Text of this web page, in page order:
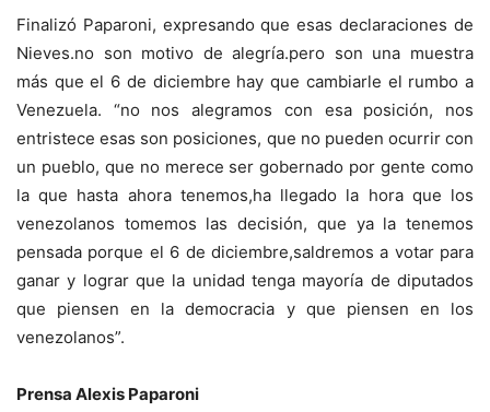
Finalizó Paparoni, expresando que esas declaraciones de
Nieves.no son motivo de alegría.pero son una muestra
más que el 6 de diciembre hay que cambiarle el rumbo a
Venezuela. “no nos alegramos con esa posición, nos
entristece esas son posiciones, que no pueden ocurrir con
un pueblo, que no merece ser gobernado por gente como
la que hasta ahora tenemos,ha llegado la hora que los
venezolanos tomemos las decisión, que ya la tenemos
pensada porque el 6 de diciembre,saldremos a votar para
ganar y lograr que la unidad tenga mayoría de diputados
que piensen en la democracia y que piensen en los
venezolanos”.
Prensa Alexis Paparoni